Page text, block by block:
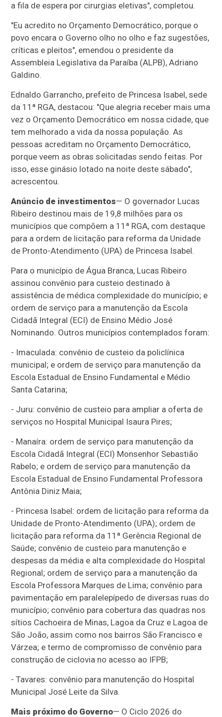
a fila de espera por cirurgias eletivas", completou.
"Eu acredito no Orçamento Democrático, porque o
povo encara o Governo olho no olho e faz sugestões,
críticas e pleitos", emendou o presidente da
Assembleia Legislativa da Paraíba (ALPB), Adriano
Galdino.
Ednaldo Garrancho, prefeito de Princesa Isabel, sede
da 11ª RGA, destacou: "Que alegria receber mais uma
vez o Orçamento Democrático em nossa cidade, que
tem melhorado a vida da nossa população. As
pessoas acreditam no Orçamento Democrático,
porque veem as obras solicitadas sendo feitas. Por
isso, esse ginásio lotado na noite deste sábado",
acrescentou.
Anúncio de investimentos— O governador Lucas
Ribeiro destinou mais de 19,8 milhões para os
municípios que compõem a 11ª RGA, com destaque
para a ordem de licitação para reforma da Unidade
de Pronto-Atendimento (UPA) de Princesa Isabel.
Para o município de Água Branca, Lucas Ribeiro
assinou convênio para custeio destinado à
assistência de médica complexidade do município; e
ordem de serviço para a manutenção da Escola
Cidadã Integral (ECI) de Ensino Médio José
Nominando. Outros municípios contemplados foram:
- Imaculada: convênio de custeio da policlínica
municipal; e ordem de serviço para manutenção da
Escola Estadual de Ensino Fundamental e Médio
Santa Catarina;
- Juru: convênio de custeio para ampliar a oferta de
serviços no Hospital Municipal Isaura Pires;
- Manaíra: ordem de serviço para manutenção da
Escola Cidadã Integral (ECI) Monsenhor Sebastião
Rabelo; e ordem de serviço para manutenção da
Escola Estadual de Ensino Fundamental Professora
Antônia Diniz Maia;
- Princesa Isabel: ordem de licitação para reforma da
Unidade de Pronto-Atendimento (UPA); ordem de
licitação para reforma da 11ª Gerência Regional de
Saúde; convênio de custeio para manutenção e
despesas da média e alta complexidade do Hospital
Regional; ordem de serviço para a manutenção da
Escola Professora Marques de Lima; convênio para
pavimentação em paralelepípedo de diversas ruas do
município; convênio para cobertura das quadras nos
sítios Cachoeira de Minas, Lagoa da Cruz e Lagoa de
São João, assim como nos bairros São Francisco e
Várzea; e termo de compromisso de convênio para
construção de ciclovia no acesso ao IFPB;
- Tavares: convênio para manutenção do Hospital
Municipal José Leite da Silva.
Mais próximo do Governo— O Ciclo 2026 do